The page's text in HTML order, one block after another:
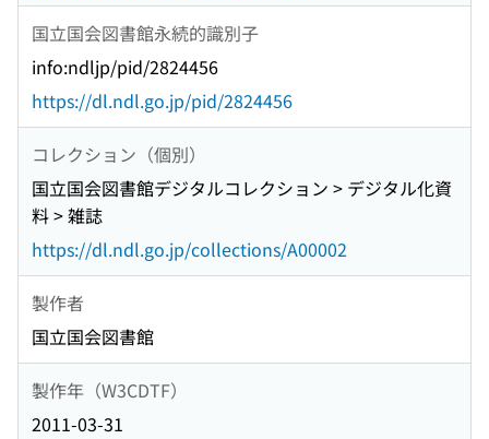
国立国会図書館永続的識別子
info:ndljp/pid/2824456
https://dl.ndl.go.jp/pid/2824456
コレクション（個別）
国立国会図書館デジタルコレクション > デジタル化資
料 > 雑誌
https://dl.ndl.go.jp/collections/A00002
製作者
国立国会図書館
製作年（W3CDTF）
2011-03-31